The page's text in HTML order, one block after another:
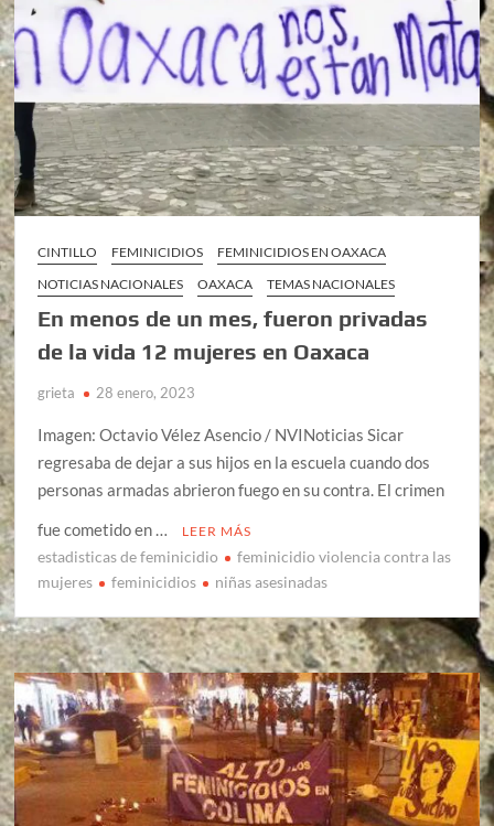
CINTILLO FEMINICIDIOS
FEMINICIDIOS EN OAXACA
NOTICIAS NACIONALES
OAXACA TEMAS NACIONALES
En menos de un mes, fueron privadas
de la vida 12 mujeres en Oaxaca
grieta 28 enero, 2023
Imagen: Octavio Vélez Asencio / NVINoticias Sicar
regresaba de dejar a sus hijos en la escuela cuando dos
personas armadas abrieron fuego en su contra. El crimen
fue cometido en …
LEER MÁS
estadisticas de feminicidio
feminicidio violencia contra las
mujeres
feminicidios niñas asesinadas